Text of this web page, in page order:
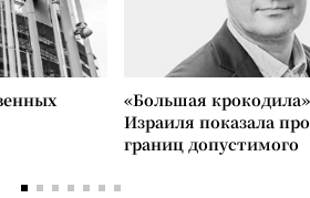
«Большая
Израиля показала
границ допустимого